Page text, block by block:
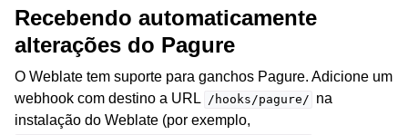
Recebendo automaticamente
alterações do Pagure
O Weblate tem suporte para ganchos Pagure. Adicione um
webhook com destino a URL /hooks/pagure/ na
instalação do Weblate (por exemplo,